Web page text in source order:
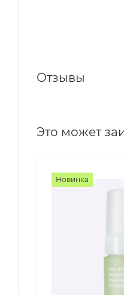
Отзывы
Это может
Новинка